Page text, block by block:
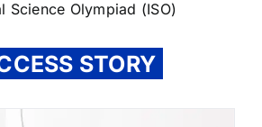
Science Olympiad (ISO)
STORY